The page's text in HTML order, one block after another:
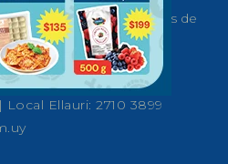
a 21:00 horas y Domingos de
Ellauri: 2710 3899